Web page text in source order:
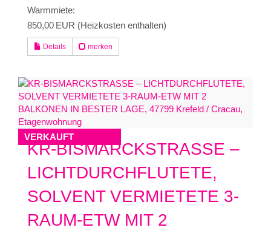
Warmmiete:
850,00 EUR (Heizkosten enthalten)
Details merken
VERKAUFT
KR-BISMARCKSTRASSE –
LICHTDURCHFLUTETE,
SOLVENT VERMIETETE 3-
RAUM-ETW MIT 2